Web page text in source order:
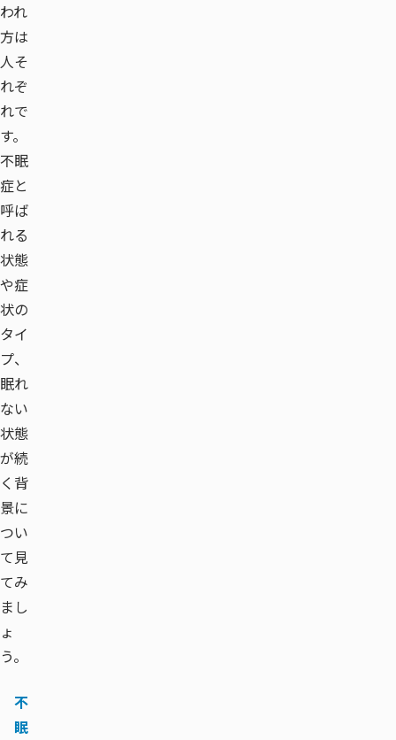
われ
方は
人そ
れぞ
れで
す。
不眠
症と
呼ば
れる
状態
や症
状の
タイ
プ、
眠れ
ない
状態
が続
く背
景に
つい
て見
てみ
まし
ょ
う。
不
眠